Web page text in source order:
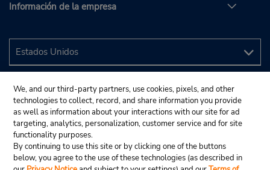
Información de la empresa
We, and our third-party partners, use cookies, pixels, and other
technologies to collect, record, and share information you provide
as well as information about your interactions with our site for ad
targeting, analytics, personalization, customer service and for site
functionality purposes.
By continuing to use this site or by clicking one of the buttons
below, you agree to the use of these technologies (as described in